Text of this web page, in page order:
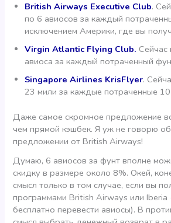
British Airways Executive Club.
по 6 авиосов за каждый
исключением Америки, где вы
Virgin Atlantic Flying Club. Сейчас
авиоса за каждый потраченный
Singapore Airlines KrisFlyer.
23 мили за каждые потраченные 10
Даже самое скромное предложение
чем прямой кэшбек. Я уж не говорю
предложении от British Airways!
Думаю, 6 авиосов за фунт вполне
скидку в размере около 8%. Окей,
смысл только в том случае, если вы
программами British Airways или
бесплатно перевести авиосы). В